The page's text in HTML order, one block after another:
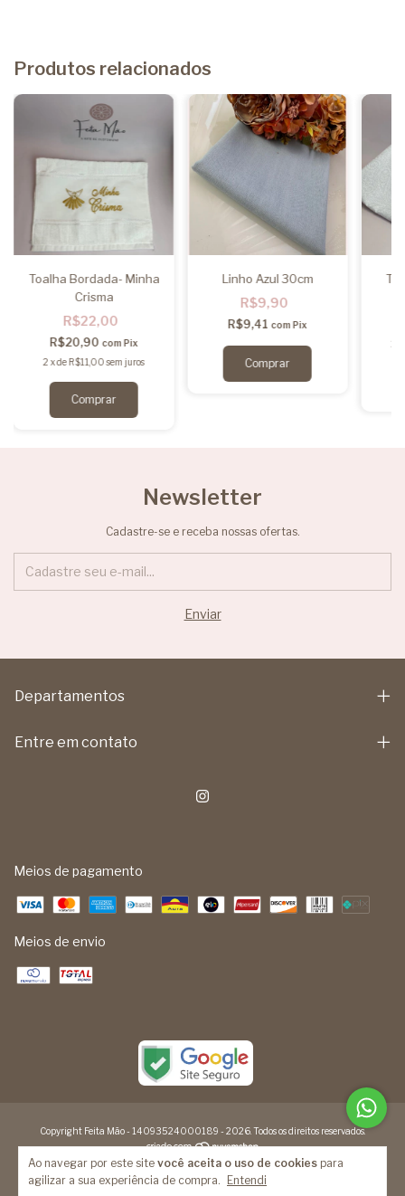
Ao navegar por este site você aceita o uso de cookies para
agilizar a sua experiência de compra.
Entendi
Produtos relacionados
Toalha Bordada- Minha
Crisma
R$22,00
R$20,90 com Pix
2 xdeR$11,00 sem juros
Linho Azul 30cm
R$9,90
R$9,41com Pix
Newsletter
Cadastre-se e receba nossas ofertas.
Departamentos
Entre em contato
Meios de pagamento
Meios de envio
Copyright Feita Mão - 14093524000189 - 2026. Todos os direitos reservados.